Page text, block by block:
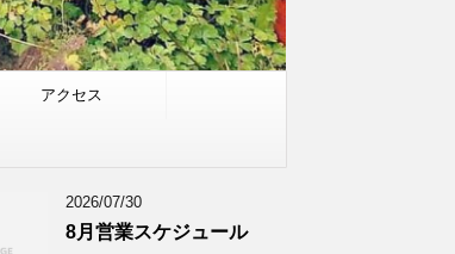
アクセス
2026/07/30
8月営業スケジュール